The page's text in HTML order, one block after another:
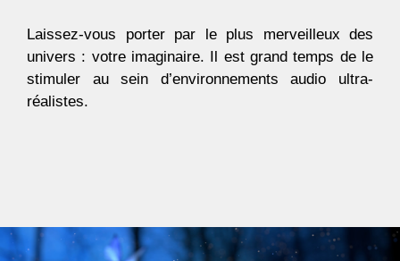
Laissez-vous porter par le plus merveilleux des
univers : votre imaginaire. Il est grand temps de le
stimuler au sein d’environnements audio ultra-
réalistes.